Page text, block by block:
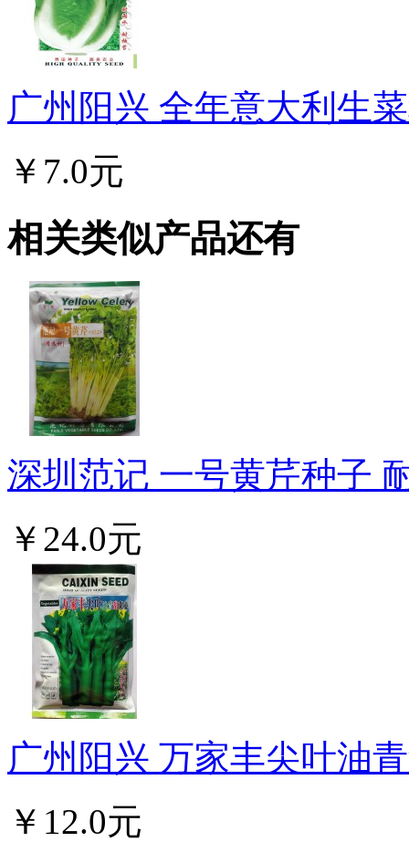
广州阳兴 全年意大利生
￥7.0元
相关类似产品还有
深圳范记 一号黄芹种子
￥24.0元
广州阳兴 万家丰尖叶油
￥12.0元